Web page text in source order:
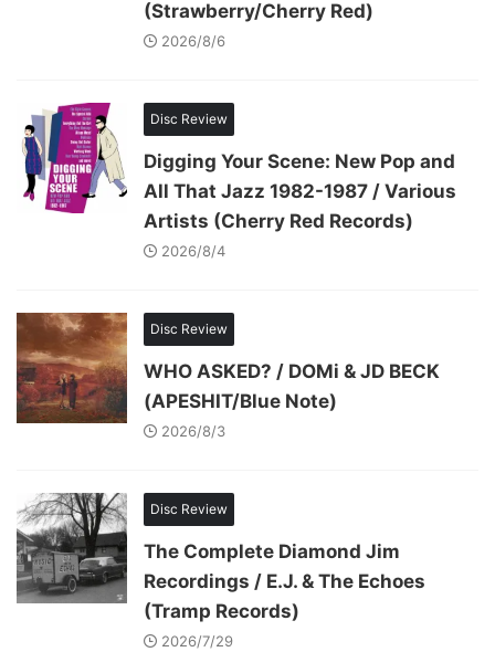
(Strawberry/Cherry Red)
2026/8/6
Disc Review
Digging Your Scene: New Pop and
All That Jazz 1982-1987 / Various
Artists (Cherry Red Records)
2026/8/4
Disc Review
WHO ASKED? / DOMi & JD BECK
(APESHIT/Blue Note)
2026/8/3
Disc Review
The Complete Diamond Jim
Recordings / E.J. & The Echoes
(Tramp Records)
2026/7/29